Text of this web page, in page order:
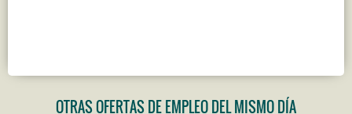
OTRAS OFERTAS DE EMPLEO DEL MISMO DÍA